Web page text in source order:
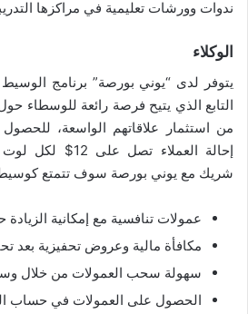
ندوات وورشات تعليمية في مراكزها
الوكلاء
التابع الذي يتيح فرصة رائعة للوسطاء
من استثمار علاقاتهم الواسعة،
إحالة العملاء تصل
شريك مع يوني بورصة سوف تتمتع كوسيط
عمولات تنافسية مع إمكانية
مكافأة مالية وعروض تحفيزية بعد
سهولة سحب العمولات من خلال
الحصول على العمولات في حساب